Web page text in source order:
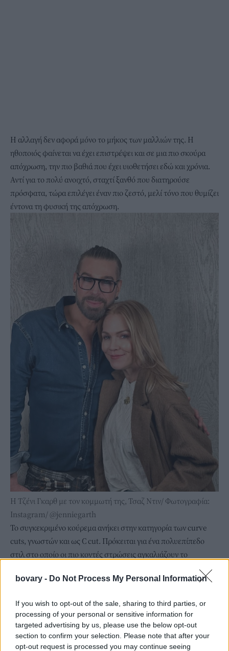
bovary - Do Not Process My Personal Information
If you wish to opt-out of the sale, sharing to third parties, or
processing of your personal or sensitive information for
targeted advertising by us, please use the below opt-out
section to confirm your selection. Please note that after your
opt-out request is processed you may continue seeing
Η αλλαγή δεν αφορά μόνο το μήκος των μαλλιών της. Η
ηθοποιός φαίνεται να έχει επιστρέψει και σε μια πιο σκούρα
απόχρωση, την πιο βαθιά που έχει υιοθετήσει εδώ και χρόνια.
Αντί για το πολύ ανοιχτό, σταχτί ξανθό που διατηρούσε
πρόσφατα, τώρα επιλέγει έναν πιο ζεστό, μελί τόνο που θυμίζει
έντονα τη φυσική της απόχρωση.
Η Τζένι Γκαρθ με τον κομμωτή της, Τσαζ Ντιν/ Φωτογραφία:
Instagram/ @jenniegarth
Το συγκεκριμένο κούρεμα ανήκει στην κατηγορία των curve
cuts, γνωστών και ως C cut. Πρόκειται για ένα πολυεπίπεδο
στιλ στο οποίο οι πιο κοντές στρώσεις αγκαλιάζουν το
πρόσωπο, ενώ οι υπόλοιπες μακραίνουν σταδιακά προς τα
πίσω δημιουργώντας μια απαλή καμπύλη που θυμίζει το
Η hairstylist Ανάτζιντ «Κι» Τέιλορ είχε εξηγήσει παλαιότερα
στο περιοδικό In Style τη φιλοσοφία του συγκεκριμένου
κουρέματος λέγοντας ότι «το curve cut είναι ένα πολυεπίπεδο
κούρεμα όπου οι πιο κοντές στρώσεις πλαισιώνουν το